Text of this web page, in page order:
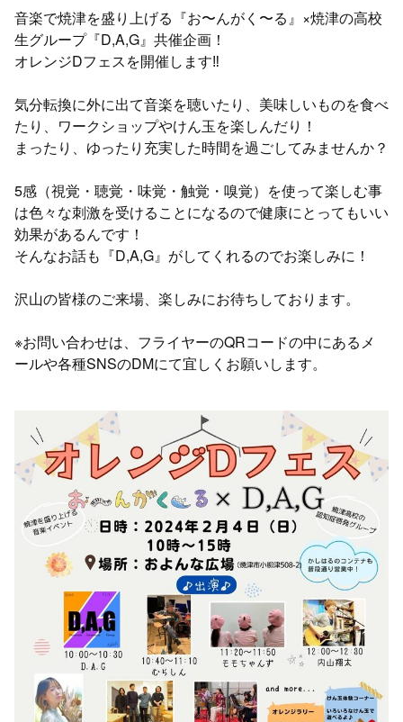
音楽で焼津を盛り上げる『お〜んがく〜る』×焼津の高校
生グループ『D,A,G』共催企画！
オレンジDフェスを開催します‼︎
気分転換に外に出て音楽を聴いたり、美味しいものを食べ
たり、ワークショップやけん玉を楽しんだり！
まったり、ゆったり充実した時間を過ごしてみませんか？
5感（視覚・聴覚・味覚・触覚・嗅覚）を使って楽しむ事
は色々な刺激を受けることになるので健康にとってもいい
効果があるんです！
そんなお話も『D,A,G』がしてくれるのでお楽しみに！
沢山の皆様のご来場、楽しみにお待ちしております。
※お問い合わせは、フライヤーのQRコードの中にあるメ
ールや各種SNSのDMにて宜しくお願いします。